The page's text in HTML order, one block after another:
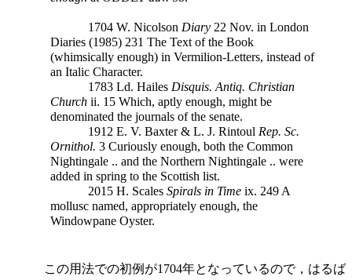
1704 W. Nicolson Diary 22 Nov. in London
Diaries (1985) 231 The Text of the Book
(whimsically enough) in Vermilion-Letters, instead of
an Italic Character.
1783 Ld. Hailes Disquis. Antiq. Christian
Church ii. 15 Which, aptly enough, might be
denominated the journals of the senate.
1912 E. V. Baxter & L. J. Rintoul Rep. Sc.
Ornithol. 3 Curiously enough, both the Common
Nightingale .. and the Northern Nightingale .. were
added in spring to the Scottish list.
2015 H. Scales Spirals in Time ix. 249 A
mollusc named, appropriately enough, the
Windowpane Oyster.
この用法での初例が1704年となっているので，はるば